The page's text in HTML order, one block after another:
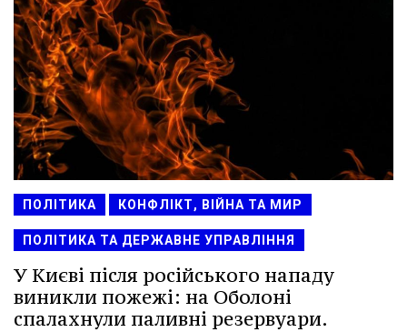
ПОЛІТИКА КОНФЛІКТ, ВІЙНА ТА МИР
ПОЛІТИКА ТА ДЕРЖАВНЕ УПРАВЛІННЯ
У Києві після російського нападу
виникли пожежі: на Оболоні
спалахнули паливні резервуари.